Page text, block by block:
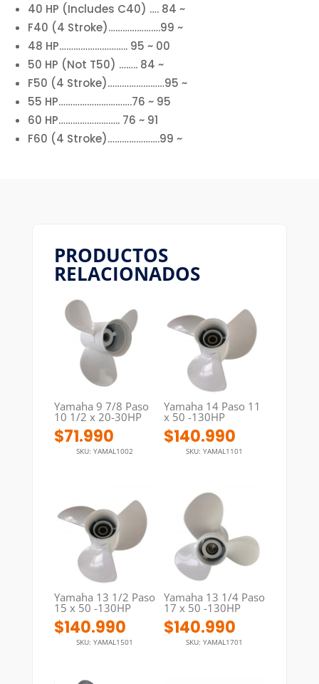
40 HP (Includes C40) …. 84 ~
F40 (4 Stroke)………………….99 ~
48 HP……………………….. 95 ~ 00
50 HP (Not T50) …….. 84 ~
F50 (4 Stroke)……………………95 ~
55 HP………………………….76 ~ 95
60 HP…………………….. 76 ~ 91
F60 (4 Stroke)………………….99 ~
PRODUCTOS
RELACIONADOS
Yamaha 9 7/8 Paso
10 1/2 x 20-30HP
$71.990
SKU: YAMAL1002
Yamaha 14 Paso 11
x 50 -130HP
$140.990
SKU: YAMAL1101
Yamaha 13 1/2 Paso
15 x 50 -130HP
$140.990
SKU: YAMAL1501
Yamaha 13 1/4 Paso
17 x 50 -130HP
$140.990
SKU: YAMAL1701